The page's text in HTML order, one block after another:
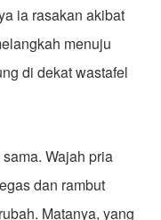
ia rasakan akibat
menuju
di dekat wastafel
Wajah pria
dan rambut
Matanya, yang